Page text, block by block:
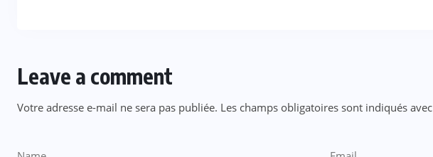
Leave a comment
Votre adresse e-mail ne sera pas publiée. Les champs obligatoires sont indiqués avec